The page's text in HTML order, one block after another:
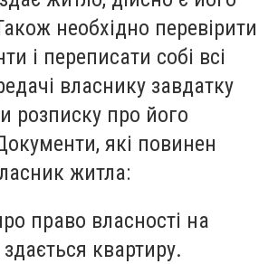
необхідно перевірити
і переписати собі всі
власнику завдатку
розписку про його
які повинен
житла:
право власності на
квартиру.